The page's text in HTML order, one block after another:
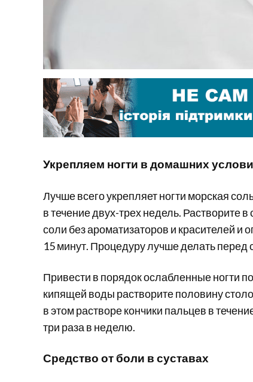
Укрепляем ногти в домашних
Лучше всего укрепляет ногти морская
в течение двух-трех недель. Растворите
соли без ароматизаторов и красителей и
15 минут. Процедуру лучше делать перед
Привести в порядок ослабленные ногти
кипящей воды растворите половину
в этом растворе кончики пальцев в
три раза в неделю.
Средство от боли в суставах